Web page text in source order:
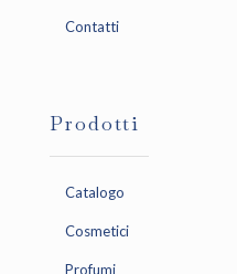
Contatti
Prodotti
Catalogo
Cosmetici
Profumi